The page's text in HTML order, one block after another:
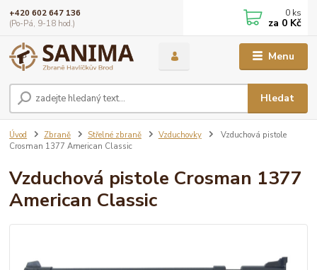
Menu
Hledat
+420 602 647 136
(Po-Pá, 9-18 hod.)
0 ks
za 0 Kč
Úvod Zbraně Střelné zbraně Vzduchovky
Vzduchová pistole
Crosman 1377 American Classic
Vzduchová pistole Crosman 1377
American Classic